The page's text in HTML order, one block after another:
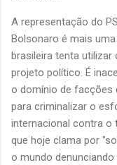
A representação do
Bolsonaro é mais
brasileira tenta
projeto político. É
o domínio de facções
para criminalizar o
internacional contra o
que hoje clama por
o mundo